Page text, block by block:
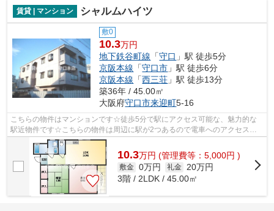
賃貸 | マンション シャルムハイツ
敷0
10.3万円
地下鉄谷町線 「守口 」駅 徒歩5分
京阪本線 「守口市 」駅 徒歩6分
京阪本線 「西三荘 」駅 徒歩13分
築36年 / 45.00㎡
大阪府守口市来迎町5-16
こちらの物件はマンションです☆徒歩5分で駅にアクセス可能な、魅力的な
駅近物件です☆こちらの物件は周辺に駅が2つあるので電車へのアクセスが
便利な物件です☆賃貸のやなぎ 守口本店で...
10.3万円 (管理費等：5,000円 )
敷金 0万円 礼金
20万円
3階 / 2LDK / 45.00㎡